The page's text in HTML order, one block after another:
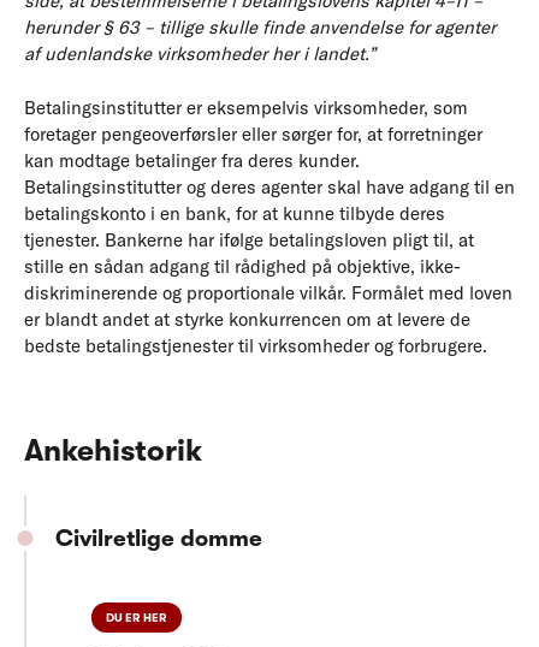
herunder § 63 – tillige skulle finde anvendelse for agenter
af udenlandske virksomheder her i landet.”
Betalingsinstitutter er eksempelvis virksomheder, som
foretager pengeoverførsler eller sørger for, at forretninger
kan modtage betalinger fra deres kunder.
Betalingsinstitutter og deres agenter skal have adgang til en
betalingskonto i en bank, for at kunne tilbyde deres
tjenester. Bankerne har ifølge betalingsloven pligt til, at
stille en sådan adgang til rådighed på objektive, ikke-
diskriminerende og proportionale vilkår. Formålet med loven
er blandt andet at styrke konkurrencen om at levere de
bedste betalingstjenester til virksomheder og forbrugere.
Ankehistorik
Civilretlige domme
DU ER HER